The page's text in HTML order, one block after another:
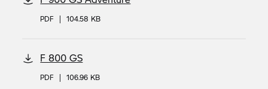
PDF | 104.58 KB
F 800 GS
PDF | 106.96 KB